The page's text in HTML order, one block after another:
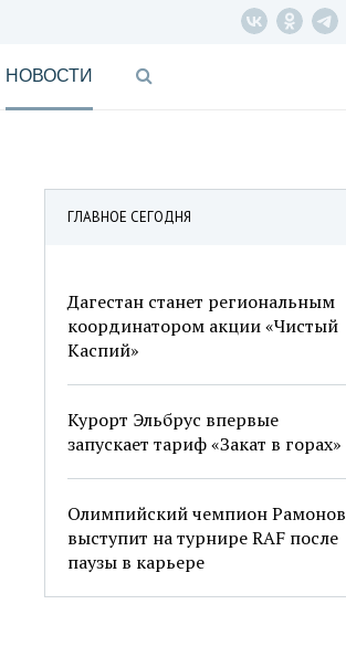
НОВОСТИ
ГЛАВНОЕ СЕГОДНЯ
Дагестан станет региональным
координатором акции «Чистый
Каспий»
Курорт Эльбрус впервые
запускает тариф «Закат в горах»
Олимпийский чемпион Рамонов
выступит на турнире RAF после
паузы в карьере